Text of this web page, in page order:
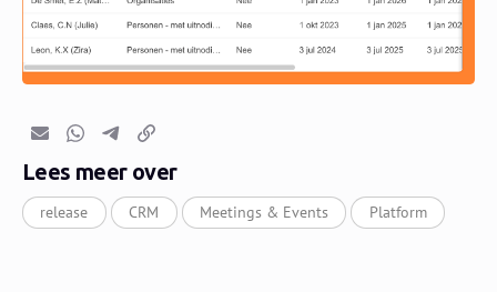
E-mailWhatsapp
TelegramKopieer link
Lees meer over
release CRM Meetings & Events Platform